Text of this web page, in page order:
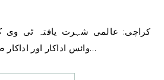
کراچی: عالمی شہرت یافتہ ٹی وی کے میزبان ، ڈائریکٹر ،
وائس اداکار اور اداکار ضیا موہدین پیر کے اوائل…